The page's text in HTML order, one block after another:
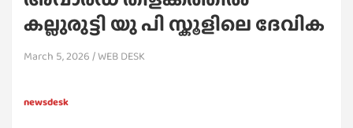
കല്ലുരുട്ടി യു പി സ്കൂളിലെ ദേവിക
March 5, 2026 WEB DESK
newsdesk